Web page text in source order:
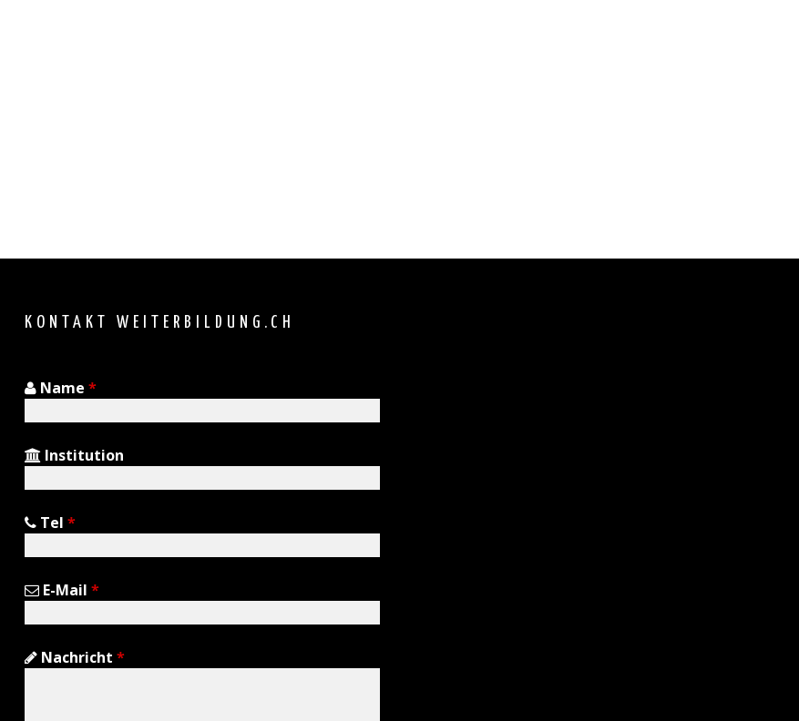
KONTAKT WEITERBILDUNG.CH
Name *
Institution
Tel *
E-Mail *
Nachricht *